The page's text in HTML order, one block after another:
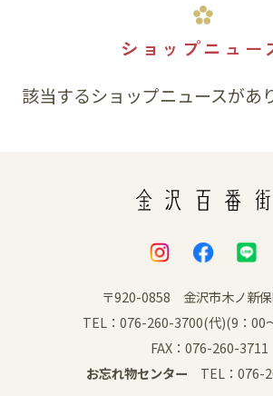
ショップニュー
該当するショップニュースがあ
〒920-0858 金沢市木ノ新
TEL：076-260-3700(代)(9：00
FAX：076-260-3711
お忘れ物センター TEL：076-